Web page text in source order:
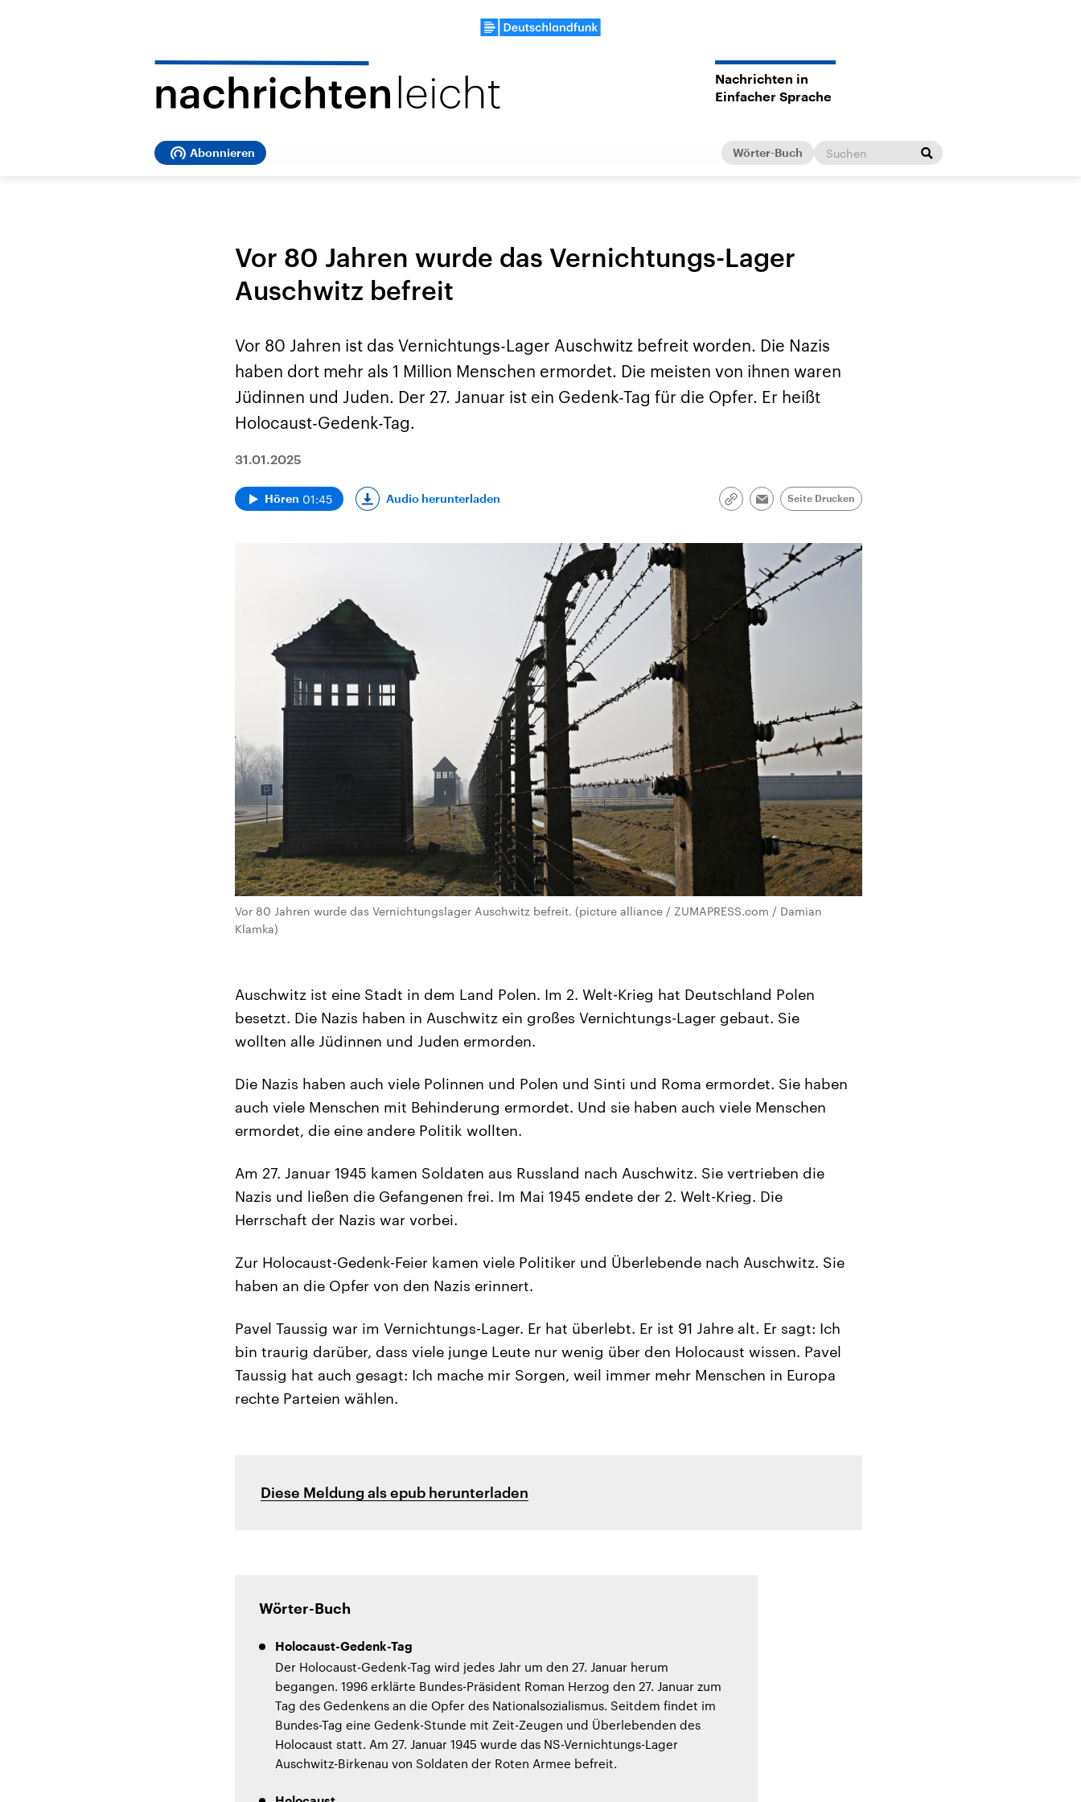
Nachrichten in
Einfacher Sprache
Abonnieren Wörter-Buch
Vor 80 Jahren wurde das Vernichtungs-Lager
Auschwitz befreit
Vor 80 Jahren ist das Vernichtungs-Lager Auschwitz befreit worden. Die Nazis
haben dort mehr als 1 Million Menschen ermordet. Die meisten von ihnen waren
Jüdinnen und Juden. Der 27. Januar ist ein Gedenk-Tag für die Opfer. Er heißt
Holocaust-Gedenk-Tag.
31.01.2025
Hören 01:45 Audio herunterladen
Link
Email
Seite Drucken
Vor 80 Jahren wurde das Vernichtungslager Auschwitz befreit. (picture alliance / ZUMAPRESS.com / Damian
Klamka)
Auschwitz ist eine Stadt in dem Land Polen. Im 2. Welt-Krieg hat Deutschland Polen
besetzt. Die Nazis haben in Auschwitz ein großes Vernichtungs-Lager gebaut. Sie
wollten alle Jüdinnen und Juden ermorden.
Die Nazis haben auch viele Polinnen und Polen und Sinti und Roma ermordet. Sie haben
auch viele Menschen mit Behinderung ermordet. Und sie haben auch viele Menschen
ermordet, die eine andere Politik wollten.
Am 27. Januar 1945 kamen Soldaten aus Russland nach Auschwitz. Sie vertrieben die
Nazis und ließen die Gefangenen frei. Im Mai 1945 endete der 2. Welt-Krieg. Die
Herrschaft der Nazis war vorbei.
Zur Holocaust-Gedenk-Feier kamen viele Politiker und Überlebende nach Auschwitz. Sie
haben an die Opfer von den Nazis erinnert.
Pavel Taussig war im Vernichtungs-Lager. Er hat überlebt. Er ist 91 Jahre alt. Er sagt: Ich
bin traurig darüber, dass viele junge Leute nur wenig über den Holocaust wissen. Pavel
Taussig hat auch gesagt: Ich mache mir Sorgen, weil immer mehr Menschen in Europa
rechte Parteien wählen.
Diese Meldung als epub herunterladen
Wörter-Buch
Holocaust-Gedenk-Tag
Der Holocaust-Gedenk-Tag wird jedes Jahr um den 27. Januar herum
begangen. 1996 erklärte Bundes-Präsident Roman Herzog den 27. Januar zum
Tag des Gedenkens an die Opfer des Nationalsozialismus. Seitdem findet im
Bundes-Tag eine Gedenk-Stunde mit Zeit-Zeugen und Überlebenden des
Holocaust statt. Am 27. Januar 1945 wurde das NS-Vernichtungs-Lager
Auschwitz-Birkenau von Soldaten der Roten Armee befreit.